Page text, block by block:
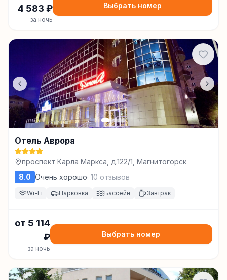
4 583 ₽
за ночь
Выбрать номер
Отель Аврора
проспект Карла Маркса, д.122/1, Магнитогорск
8.0 Очень хорошо· 10 отзывов
Wi-Fi Парковка Бассейн Завтрак
от 5 114
₽
за ночь
Выбрать номер